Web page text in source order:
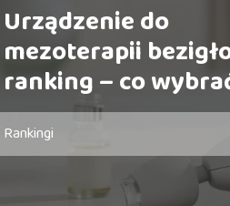
Urządzenie do
mezoterapii
ranking – co
Rankingi